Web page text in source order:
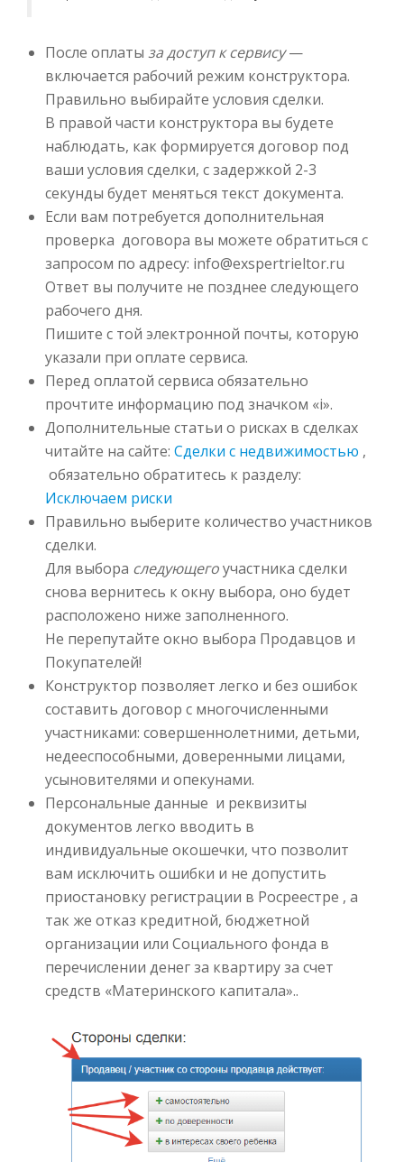
После оплаты за доступ к сервису—
включается рабочий режим конструктора.
Правильно выбирайте условия сделки.
В правой части конструктора вы будете
наблюдать, как формируется договор под
ваши условия сделки, с задержкой 2-3
секунды будет меняться текст документа.
Если вам потребуется дополнительная
проверка договора вы можете обратиться с
запросом по адресу: info@exspertrieltor.ru
Ответ вы получите не позднее следующего
рабочего дня.
Пишите с той электронной почты, которую
указали при оплате сервиса.
Перед оплатой сервиса обязательно
прочтите информацию под значком «i».
Дополнительные статьи о рисках в сделках
читайте на сайте: Сделки с недвижимостью ,
обязательно обратитесь к разделу:
Исключаем риски
Правильно выберите количество участников
сделки.
Для выбора следующегоучастника сделки
снова вернитесь к окну выбора, оно будет
расположено ниже заполненного.
Не перепутайте окно выбора Продавцов и
Покупателей!
Конструктор позволяет легко и без ошибок
составить договор с многочисленными
участниками: совершеннолетними, детьми,
недееспособными, доверенными лицами,
усыновителями и опекунами.
Персональные данные и реквизиты
документов легко вводить в
индивидуальные окошечки, что позволит
вам исключить ошибки и не допустить
приостановку регистрации в Росреестре , а
так же отказ кредитной, бюджетной
организации или Социального фонда в
перечислении денег за квартиру за счет
средств «Материнского капитала»..